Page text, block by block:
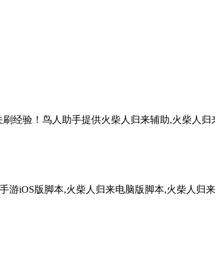
经验！鸟人助手提供火柴人归来辅助,火柴人
iOS版脚本,火柴人归来电脑版脚本,火柴人归